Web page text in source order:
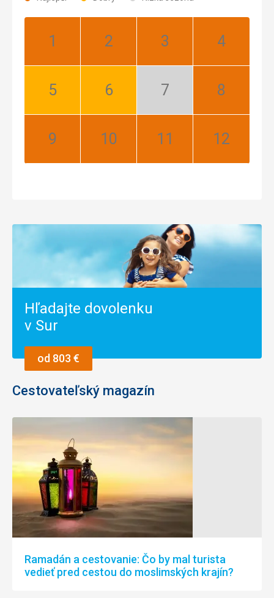
Január:
Február:
Marec:
Apríl:
Máj:
Jún:
Júl:
August:
September:
Október:
November:
December:
Hľadajte dovolenku
v Sur
od 803 €
Cestovateľský magazín
Ramadán a cestovanie: Čo by mal turista
vedieť pred cestou do moslimských krajín?